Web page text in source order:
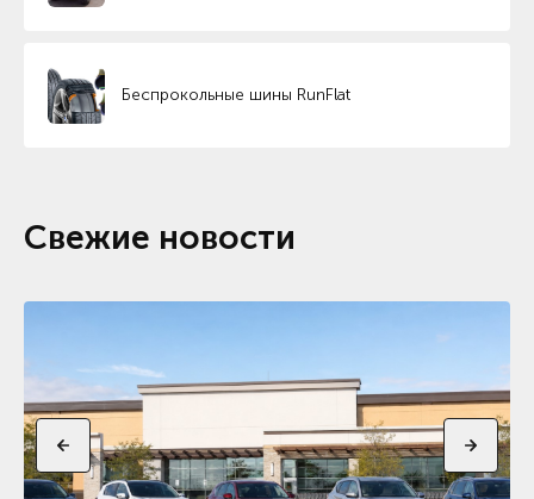
Беспрокольные шины RunFlat
Свежие новости